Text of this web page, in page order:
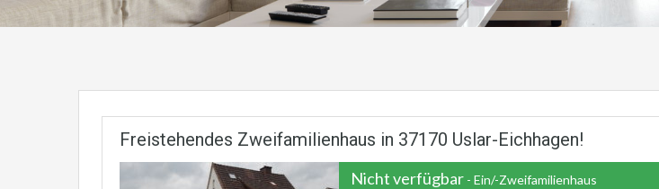
Freistehendes Zweifamilienhaus in 37170 Uslar-Eichhagen!
Nicht verfügbar - Ein/-Zweifamilienhaus